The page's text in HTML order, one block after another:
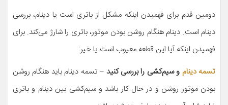
دومین قدم برای فهمیدن اینکه مشکل از باتری است یا دینام، بررسی
دینام است. دینام هنگام روشن بودن موتور، باتری را شارژ می‌کند. برای
فهمیدن اینکه آیا این قطعه معیوب است یا خیر:
تسمه دینام و سیم‌کشی را بررسی کنید – تسمه دینام باید هنگام روشن
بودن موتور روشن و در حال کار باشد و سیم‌کشی بین دینام و باتری